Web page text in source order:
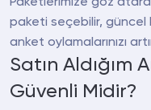
paketi seçebilir, güncel
anket oylamalarınızı
Satın Aldığım
Güvenli Midir?